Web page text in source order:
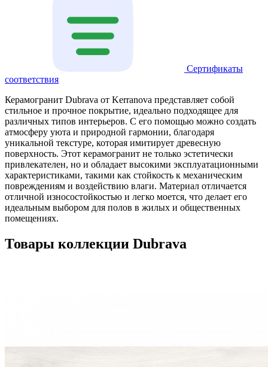
Сертификаты
соответствия
Керамогранит Dubrava от Kerranova представляет собой
стильное и прочное покрытие, идеально подходящее для
различных типов интерьеров. С его помощью можно создать
атмосферу уюта и природной гармонии, благодаря
уникальной текстуре, которая имитирует древесную
поверхность. Этот керамогранит не только эстетически
привлекателен, но и обладает высокими эксплуатационными
характеристиками, такими как стойкость к механическим
повреждениям и воздействию влаги. Материал отличается
отличной износостойкостью и легко моется, что делает его
идеальным выбором для полов в жилых и общественных
помещениях.
Товары коллекции Dubrava